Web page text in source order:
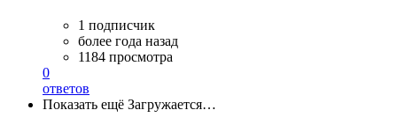
1 подписчик
более года назад
1184 просмотра
0
ответов
Показать ещё Загружается…